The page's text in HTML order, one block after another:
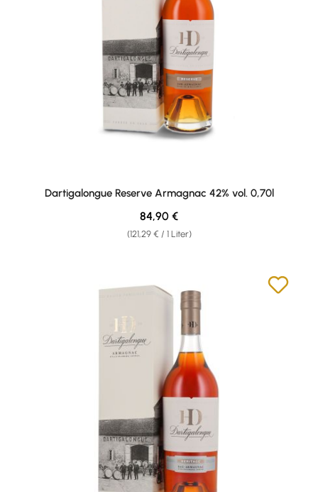
Dartigalongue Reserve Armagnac 42% vol. 0,70l
(121,29 € / 1 Liter)
Regulärer Preis:
84,90 €